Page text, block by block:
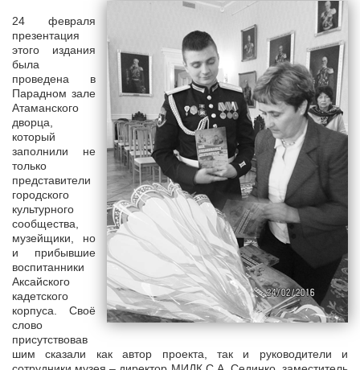
24 февраля
презентация
этого издания
была
проведена в
Парадном зале
Атаманского
дворца,
который
заполнили не
только
представители
городского
культурного
сообщества,
музейщики, но
и прибывшие
воспитанники
Аксайского
кадетского
корпуса. Своё
слово
присутствовав
шим сказали как автор проекта, так и руководители и